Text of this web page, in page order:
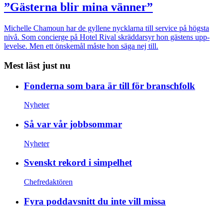
”Gästerna blir mina vänner”
Michelle Chamoun har de gyllene nycklarna till service på högsta
nivå. Som concierge på Hotel Rival skräddarsyr hon gästens upp­
levelse. Men ett önskemål måste hon säga nej till.
Mest läst just nu
Fonderna som bara är till för branschfolk
Nyheter
Så var vår jobbsommar
Nyheter
Svenskt rekord i simpelhet
Chefredaktören
Fyra poddavsnitt du inte vill missa